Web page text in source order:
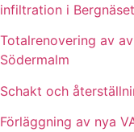
infiltration i Bergnäset
Totalrenovering av
Södermalm
Schakt och
Förläggning av nya